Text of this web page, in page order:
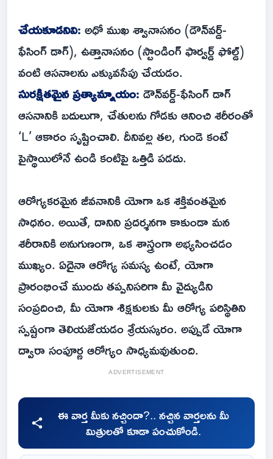
చేయకూడనివి:అధో ముఖ శ్వానాసనం (డౌన్‌వర్డ్-
ఫేసింగ్ డాగ్), ఉత్తానాసనం (స్టాండింగ్ ఫార్వర్డ్ ఫోల్డ్)
వంటి ఆసనాలను ఎక్కువసేపు చేయడం.
సురక్షితమైన ప్రత్యామ్నాయం:డౌన్‌వర్డ్-ఫేసింగ్ డాగ్
ఆసనానికి బదులుగా, చేతులను గోడకు ఆనించి శరీరంతో
‘L’ ఆకారం సృష్టించాలి. దీనివల్ల తల, గుండె కంటే
పైస్థాయిలోనే ఉండి కంటిపై ఒత్తిడి పడదు.
ఆరోగ్యకరమైన జీవనానికి యోగా ఒక శక్తివంతమైన
సాధనం. అయితే, దానిని ప్రదర్శనగా కాకుండా మన
శరీరానికి అనుగుణంగా, ఒక శాస్త్రంగా అభ్యసించడం
ముఖ్యం. ఏదైనా ఆరోగ్య సమస్య ఉంటే, యోగా
ప్రారంభించే ముందు తప్పనిసరిగా మీ వైద్యుడిని
సంప్రదించి, మీ యోగా శిక్షకులకు మీ ఆరోగ్య పరిస్థితిని
స్పష్టంగా తెలియజేయడం శ్రేయస్కరం. అప్పుడే యోగా
ద్వారా సంపూర్ణ ఆరోగ్యం సాధ్యమవుతుంది.
ADVERTISEMENT
ఈ వార్త మీకు నచ్చిందా?.. నచ్చిన వార్తలను మీ
మిత్రులతో కూడా పంచుకోండి.